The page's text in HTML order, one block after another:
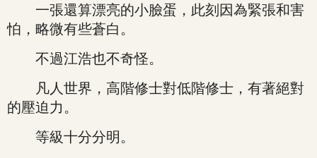
一張還算漂亮的小臉蛋，此刻因為緊張和害
怕，略微有些蒼白。
不過江浩也不奇怪。
凡人世界，高階修士對低階修士，有著絕對
的壓迫力。
等級十分分明。